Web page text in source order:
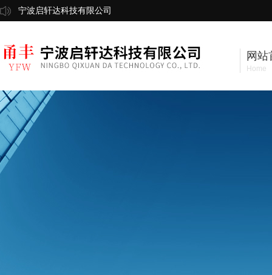
宁波启轩达科技有限公司
网站
Home